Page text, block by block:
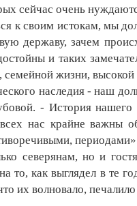
сейчас очень
к своим истокам, мы
державу, зачем
и таких
жизни, высокой
наследия - наш
- История
нас крайне важны
северянам, но и
то, как выглядел в те
их волновало,